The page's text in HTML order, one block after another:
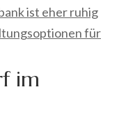
ist eher ruhig
für
im